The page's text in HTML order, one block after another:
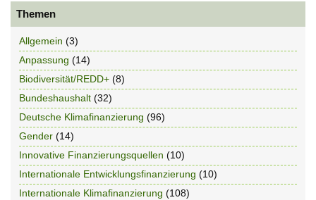
Themen
Allgemein (3)
Anpassung (14)
Biodiversität/REDD+ (8)
Bundeshaushalt (32)
Deutsche Klimafinanzierung (96)
Gender (14)
Innovative Finanzierungsquellen (10)
Internationale Entwicklungsfinanzierung (10)
Internationale Klimafinanzierung (108)